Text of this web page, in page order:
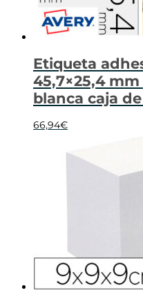
Etiqueta
45,7×25,4
blanca caja
66,94€